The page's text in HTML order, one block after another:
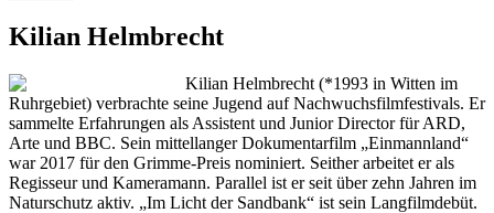
Kilian Helmbrecht
Kilian Helmbrecht (*1993 in Witten im
Ruhrgebiet) verbrachte seine Jugend auf Nachwuchsfilmfestivals. Er
sammelte Erfahrungen als Assistent und Junior Director für ARD,
Arte und BBC. Sein mittellanger Dokumentarfilm „Einmannland“
war 2017 für den Grimme-Preis nominiert. Seither arbeitet er als
Regisseur und Kameramann. Parallel ist er seit über zehn Jahren im
Naturschutz aktiv. „Im Licht der Sandbank“ ist sein Langfilmdebüt.